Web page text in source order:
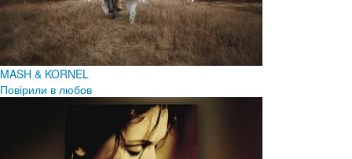
MASH & KORNEL
Повірили в любов